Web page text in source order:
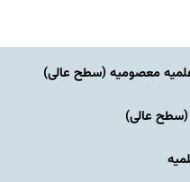
معصومیه‌ (سطح عالی)
عالی)